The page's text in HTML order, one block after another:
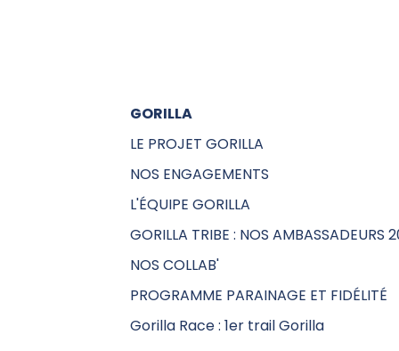
GORILLA
LE PROJET GORILLA
NOS ENGAGEMENTS
L'ÉQUIPE GORILLA
GORILLA TRIBE : NOS AMBASSADEURS
NOS COLLAB'
PROGRAMME PARAINAGE ET FIDÉLITÉ
Gorilla Race : 1er trail Gorilla